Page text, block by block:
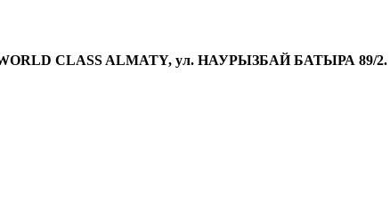
CLASS ALMATY, ул. НАУРЫЗБАЙ БАТЫРА 89/2.